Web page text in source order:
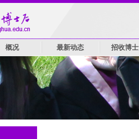
概况 最新动态 招收博